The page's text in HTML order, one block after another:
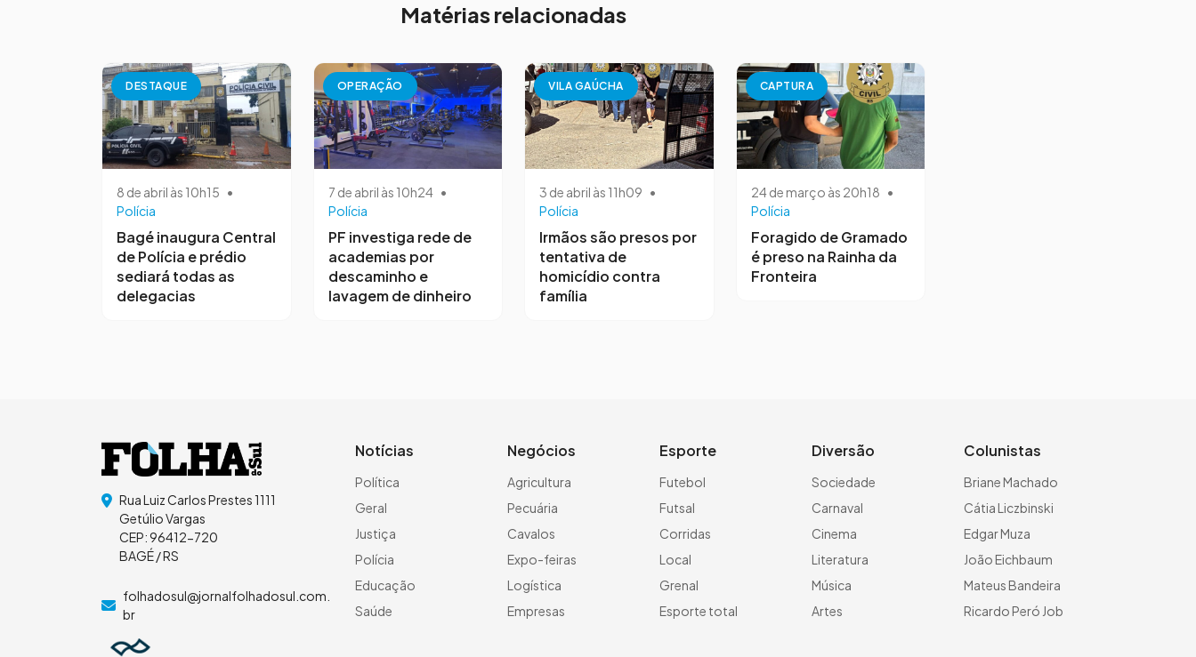
Matérias relacionadas
DESTAQUE
8 de abril às 10h15 •
Polícia
Bagé inaugura Central
de Polícia e prédio
sediará todas as
delegacias
OPERAÇÃO
7 de abril às 10h24 •
Polícia
PF investiga rede de
academias por
descaminho e
lavagem de dinheiro
VILA GAÚCHA
3 de abril às 11h09 •
Polícia
Irmãos são presos por
tentativa de
homicídio contra
família
CAPTURA
24 de março às 20h18 •
Polícia
Foragido de Gramado
é preso na Rainha da
Fronteira
Rua Luiz Carlos Prestes 1111
Getúlio Vargas
CEP: 96412-720
BAGÉ / RS
folhadosul@jornalfolhadosul.com.
br
Notícias
Política
Geral
Justiça
Polícia
Educação
Saúde
Negócios
Agricultura
Pecuária
Cavalos
Expo-feiras
Logística
Empresas
Esporte
Futebol
Futsal
Corridas
Local
Grenal
Esporte total
Diversão
Sociedade
Carnaval
Cinema
Literatura
Música
Artes
Colunistas
Briane Machado
Cátia Liczbinski
Edgar Muza
João Eichbaum
Mateus Bandeira
Ricardo Peró Job